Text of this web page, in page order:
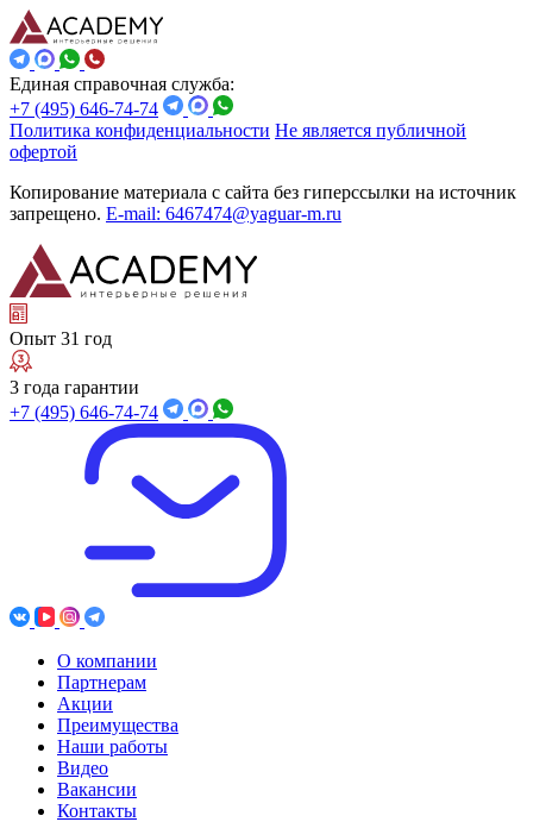
Единая справочная служба:
+7 (495) 646-74-74
Политика конфиденциальности Не является публичной
офертой
Копирование материала с сайта без гиперссылки на источник
запрещено. E-mail: 6467474@yaguar-m.ru
Опыт 31 год
3 года гарантии
+7 (495) 646-74-74
О компании
Партнерам
Акции
Преимущества
Наши работы
Видео
Вакансии
Контакты